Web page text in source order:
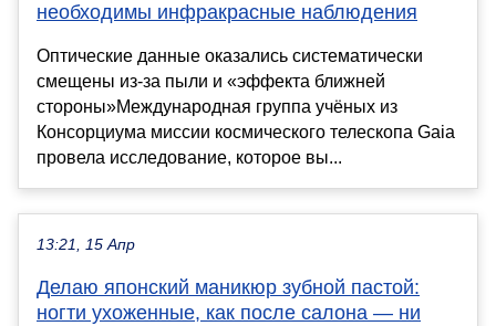
необходимы инфракрасные наблюдения
Оптические данные оказались систематически
смещены из-за пыли и «эффекта ближней
стороны»Международная группа учёных из
Консорциума миссии космического телескопа Gaia
провела исследование, которое вы...
13:21, 15 Апр
Делаю японский маникюр зубной пастой:
ногти ухоженные, как после салона — ни